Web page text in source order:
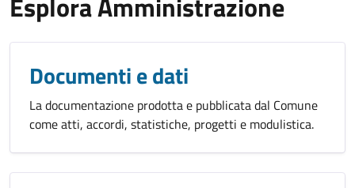
Documenti e dati
La documentazione prodotta e pubblicata dal Comune
come atti, accordi, statistiche, progetti e modulistica.